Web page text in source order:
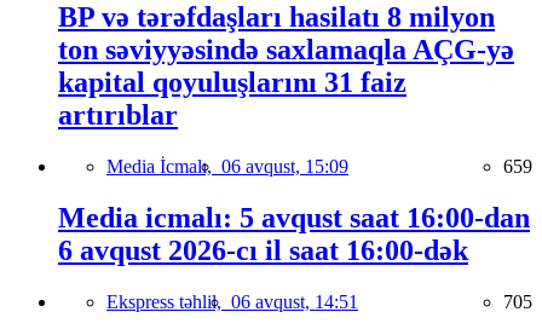
BP və tərəfdaşları hasilatı 8 milyon
ton səviyyəsində saxlamaqla AÇG-yə
kapital qoyuluşlarını 31 faiz
artırıblar
Media İcmalı, 06 avqust, 15:09 659
Media icmalı: 5 avqust saat 16:00-dan
6 avqust 2026-cı il saat 16:00-dək
Ekspress təhlil, 06 avqust, 14:51 705